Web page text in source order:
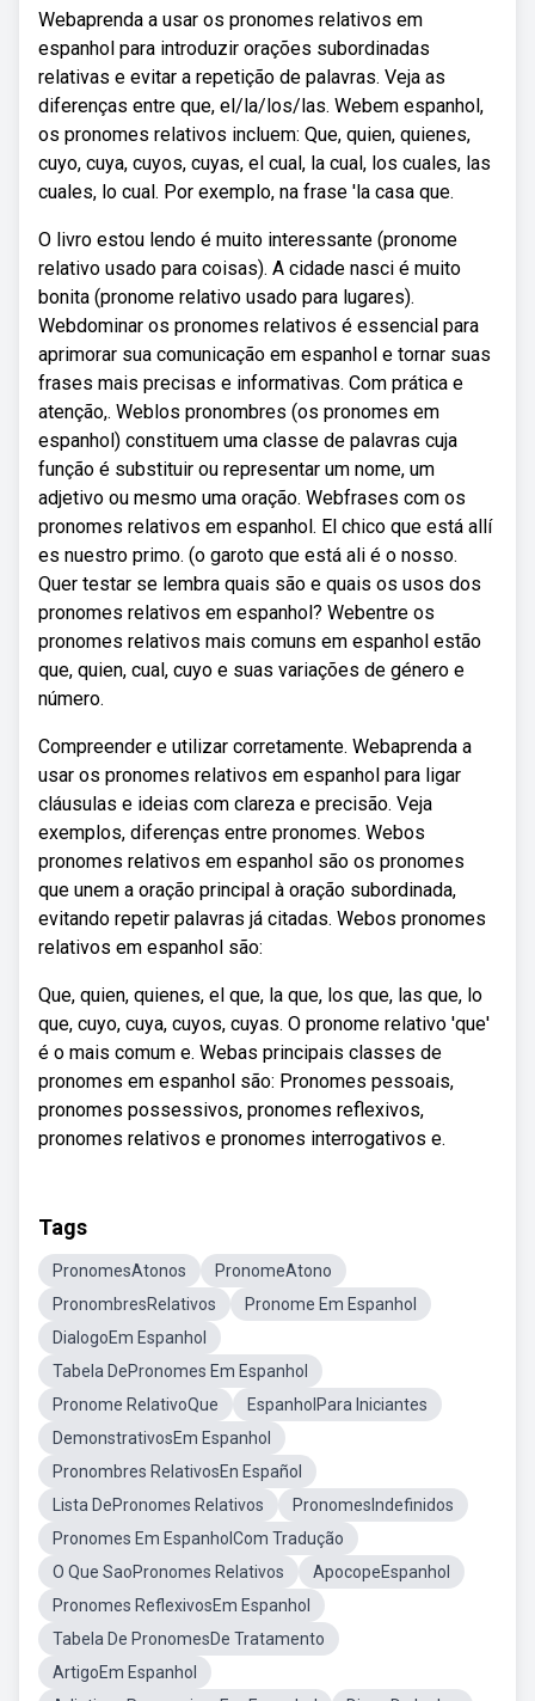
Webaprenda a usar os pronomes relativos em
espanhol para introduzir orações subordinadas
relativas e evitar a repetição de palavras. Veja as
diferenças entre que, el/la/los/las. Webem espanhol,
os pronomes relativos incluem: Que, quien, quienes,
cuyo, cuya, cuyos, cuyas, el cual, la cual, los cuales, las
cuales, lo cual. Por exemplo, na frase 'la casa que.
O livro estou lendo é muito interessante (pronome
relativo usado para coisas). A cidade nasci é muito
bonita (pronome relativo usado para lugares).
Webdominar os pronomes relativos é essencial para
aprimorar sua comunicação em espanhol e tornar suas
frases mais precisas e informativas. Com prática e
atenção,. Weblos pronombres (os pronomes em
espanhol) constituem uma classe de palavras cuja
função é substituir ou representar um nome, um
adjetivo ou mesmo uma oração. Webfrases com os
pronomes relativos em espanhol. El chico que está allí
es nuestro primo. (o garoto que está ali é o nosso.
Quer testar se lembra quais são e quais os usos dos
pronomes relativos em espanhol? Webentre os
pronomes relativos mais comuns em espanhol estão
que, quien, cual, cuyo e suas variações de género e
número.
Compreender e utilizar corretamente. Webaprenda a
usar os pronomes relativos em espanhol para ligar
cláusulas e ideias com clareza e precisão. Veja
exemplos, diferenças entre pronomes. Webos
pronomes relativos em espanhol são os pronomes
que unem a oração principal à oração subordinada,
evitando repetir palavras já citadas. Webos pronomes
relativos em espanhol são:
Que, quien, quienes, el que, la que, los que, las que, lo
que, cuyo, cuya, cuyos, cuyas. O pronome relativo 'que'
é o mais comum e. Webas principais classes de
pronomes em espanhol são: Pronomes pessoais,
pronomes possessivos, pronomes reflexivos,
pronomes relativos e pronomes interrogativos e.
Tags
PronomesAtonos
PronomeAtono
PronombresRelativos
Pronome Em Espanhol
DialogoEm Espanhol
Tabela DePronomes Em Espanhol
Pronome RelativoQue
EspanholPara Iniciantes
DemonstrativosEm Espanhol
Pronombres RelativosEn Español
Lista DePronomes Relativos
PronomesIndefinidos
Pronomes Em EspanholCom Tradução
O Que SaoPronomes Relativos
ApocopeEspanhol
Pronomes ReflexivosEm Espanhol
Tabela De PronomesDe Tratamento
ArtigoEm Espanhol